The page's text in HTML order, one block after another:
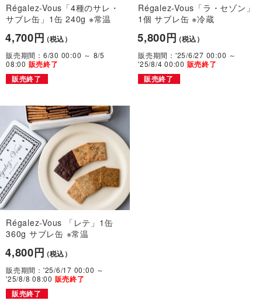
Régalez-Vous「4種のサレ・
サブレ缶」1缶 240g ※常温
4,700円（税込）
販売期間：6/30 00:00 ～ 8/5
08:00 販売終了
販売終了
Régalez-Vous「ラ・セゾン」
1個 サブレ缶 ※冷蔵
5,800円（税込）
販売期間：'25/6/27 00:00 ～
'25/8/4 00:00 販売終了
販売終了
Régalez-Vous 「レテ」1缶
360g サブレ缶 ※常温
4,800円（税込）
販売期間：'25/6/17 00:00 ～
'25/8/8 08:00 販売終了
販売終了